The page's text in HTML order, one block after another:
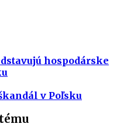
hospodárske
v Poľsku